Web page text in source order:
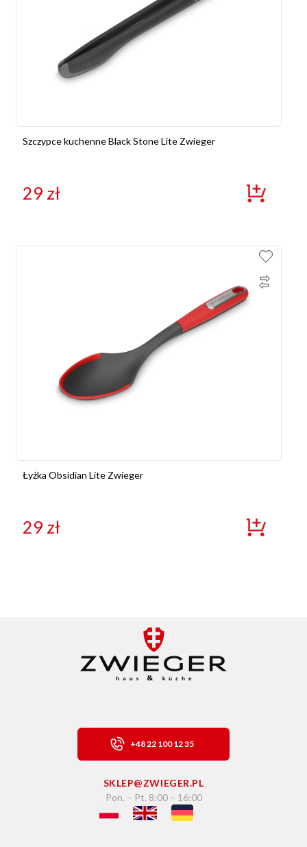
Szczypce kuchenne Black Stone Lite Zwieger
29 zł
Łyżka Obsidian Lite Zwieger
29 zł
+48 22 100 12 35
SKLEP@ZWIEGER.PL
Pon. – Pt. 8:00 – 16:00